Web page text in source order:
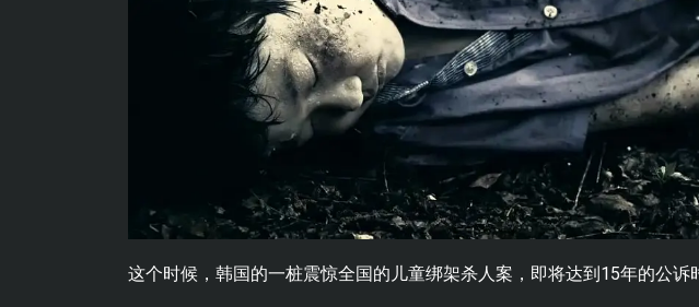
这个时候，韩国的一桩震惊全国的儿童绑架杀人案，即将达到15年的公诉